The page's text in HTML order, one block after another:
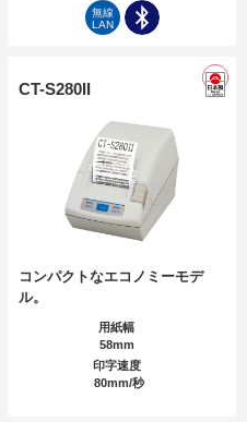
無線
LAN
CT-S280II
コンパクトなエコノミーモデ
ル。
用紙幅
58mm
印字速度
80mm/秒